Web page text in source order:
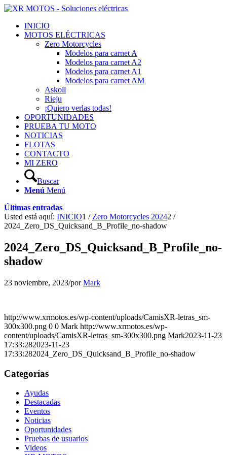
INICIO
MOTOS ELÉCTRICAS
Zero Motorcycles
Modelos para carnet A
Modelos para carnet A2
Modelos para carnet A1
Modelos para carnet AM
Askoll
Rieju
¡Quiero verlas todas!
OPORTUNIDADES
PRUEBA TU MOTO
NOTICIAS
FLOTAS
CONTACTO
MI ZERO
Buscar
Menú Menú
Últimas entradas
Usted está aquí: INICIO1 / Zero Motorcycles 20242 /
2024_Zero_DS_Quicksand_B_Profile_no-shadow
2024_Zero_DS_Quicksand_B_Profile_no-
shadow
23 noviembre, 2023/porMark
http://www.xrmotos.es/wp-content/uploads/CamisXR-letras_sm-
300x300.png 0 0 Mark http://www.xrmotos.es/wp-
content/uploads/CamisXR-letras_sm-300x300.png Mark2023-11-23
17:33:282023-11-23
17:33:282024_Zero_DS_Quicksand_B_Profile_no-shadow
Categorías
Ayudas
Destacadas
Eventos
Noticias
Oportunidades
Pruebas de usuarios
Videos